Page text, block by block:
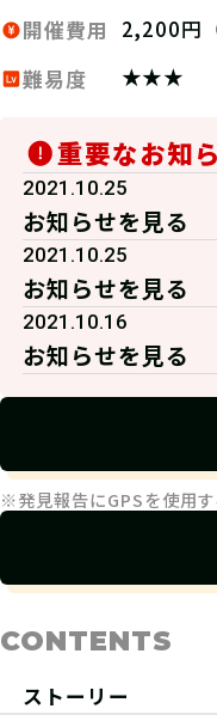
開催費用
2,200円
難易度
★★★
重要なお知
2021.10.25
お知らせを見る
2021.10.25
お知らせを見る
2021.10.16
お知らせを見る
※発見報告にGPSを使用す
CONTENTS
ストーリー